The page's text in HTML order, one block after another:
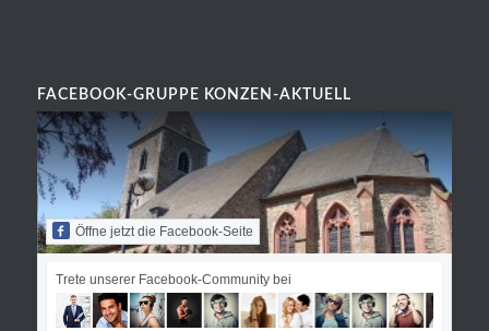
FACEBOOK-GRUPPE KONZEN-AKTUELL
Öffne jetzt die Facebook-Seite
Trete unserer Facebook-Community bei